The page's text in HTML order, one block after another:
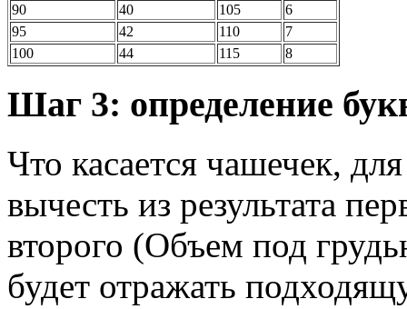
90
40 105
6
95
42 110
7
100
44 115 8
Шаг 3: определение
Что касается чашечек,
вычесть из результата
второго (Объем под
будет отражать